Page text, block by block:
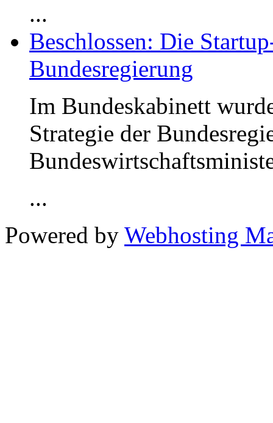
...
Beschlossen: Die
Bundesregierung
Im Bundeskabinett
Strategie der
...
Powered by Webhosting